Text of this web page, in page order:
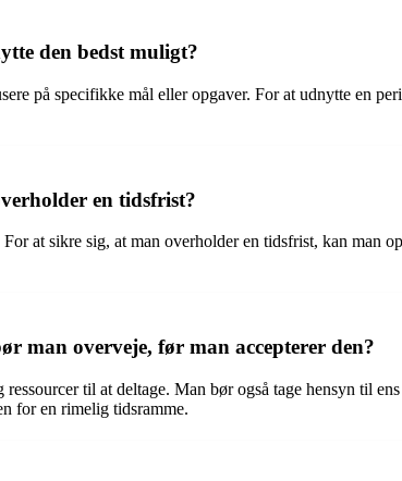
den bedst muligt?
på specifikke mål eller opgaver. For at udnytte en
en tidsfrist?
at sikre sig, at man overholder en tidsfrist, kan man
man overveje, før man accepterer den?
til at deltage. Man bør også tage hensyn til
for en rimelig tidsramme.